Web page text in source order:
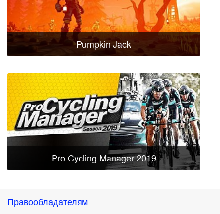
Pumpkin Jack
Pro Cycling Manager 2019
Правообладателям